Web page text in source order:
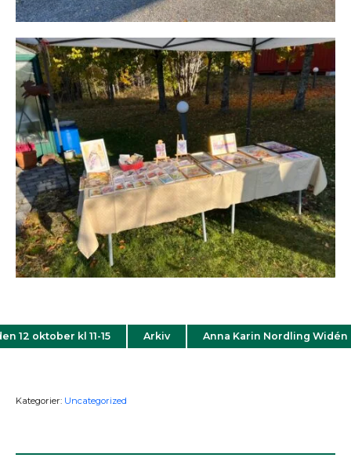
12 oktober kl 11-15 Arkiv Anna Karin Nordling
Kategorier: Uncategorized